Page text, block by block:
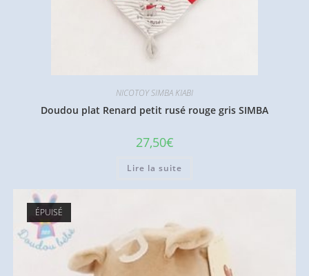
NICOTOY SIMBA KIABI
Doudou plat Renard petit rusé rouge gris SIMBA
27,50€
Lire la suite
ÉPUISÉ